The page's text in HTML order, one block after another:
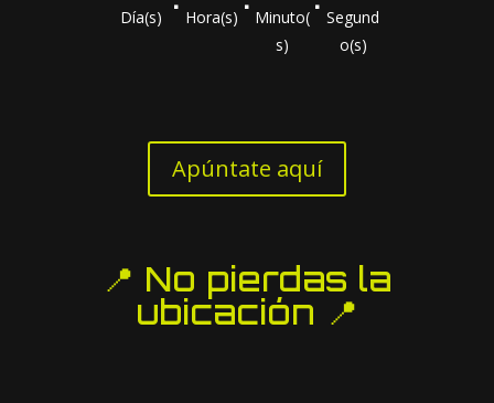
Día(s) Hora(s)
Minuto(
s)
Segund
o(s)
Apúntate aquí
📍 No pierdas la
ubicación 📍